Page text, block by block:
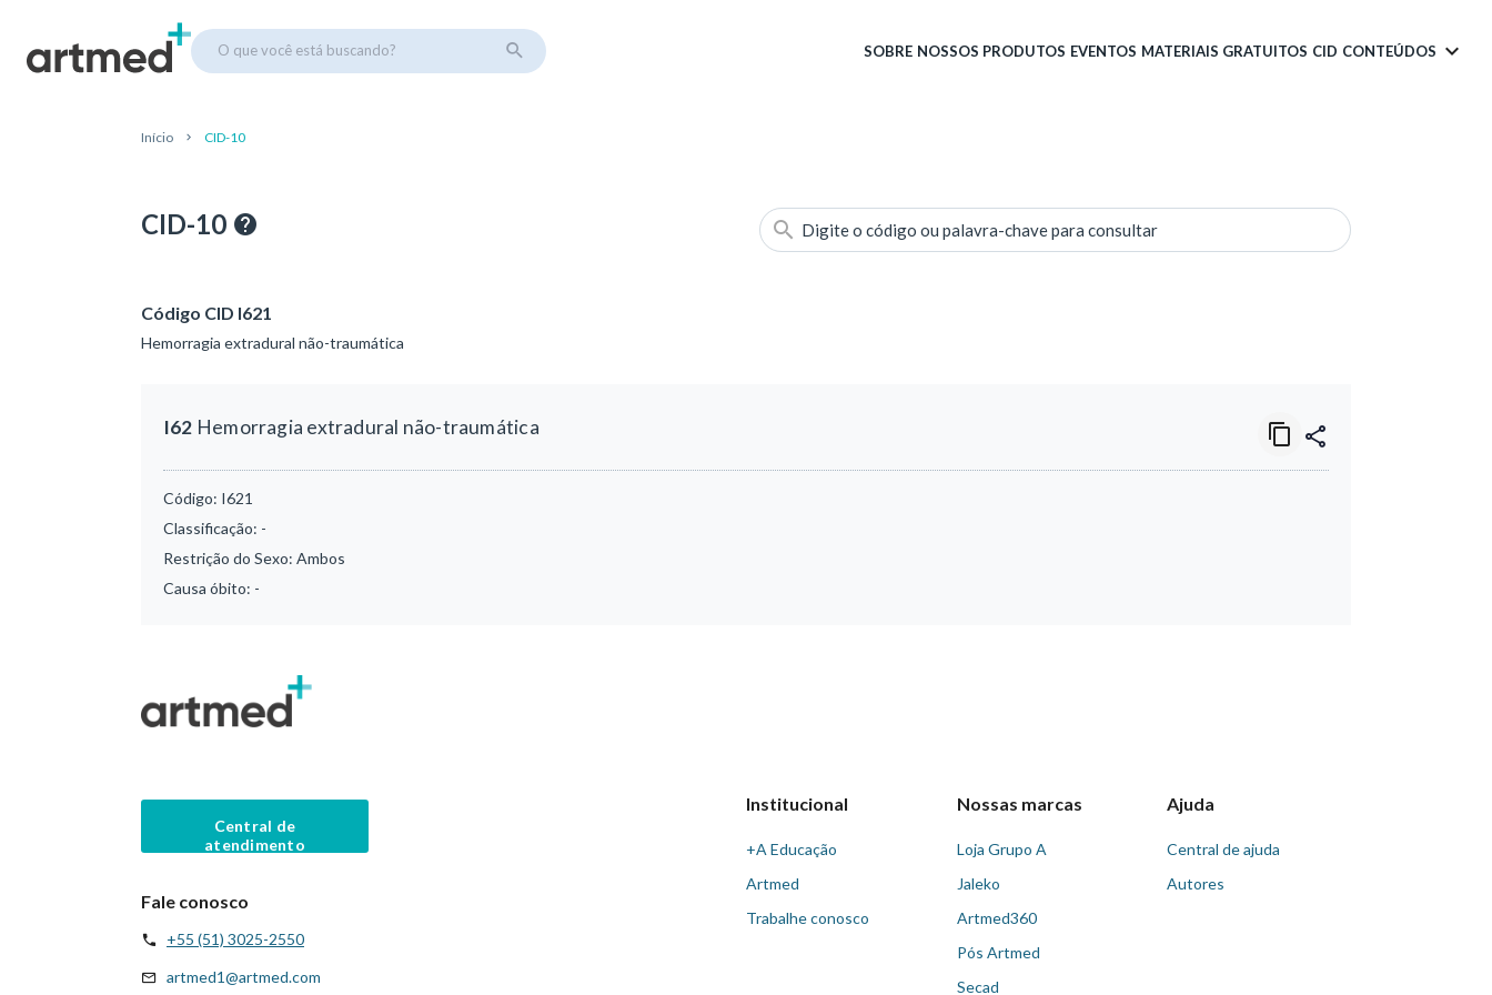
O que você está buscando? SOBRE NOSSOS PRODUTOS EVENTOS MATERIAIS GRATUITOS CID CONTEÚDOS
Início CID-10
CID-10 Digite o código ou palavra-chave para consultar
Código CID I621
Hemorragia extradural não-traumática
I62 Hemorragia extradural não-traumática
Código: I621
Classificação: -
Restrição do Sexo: Ambos
Causa óbito: -
Central de
atendimento
Fale conosco
+55 (51) 3025-2550
artmed1@artmed.com
Institucional
+A Educação
Artmed
Trabalhe conosco
Nossas marcas
Loja Grupo A
Jaleko
Artmed360
Pós Artmed
Secad
Ajuda
Central de ajuda
Autores